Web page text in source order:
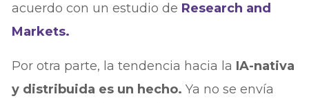
acuerdo con un estudio de Research and
Markets.
Por otra parte, la tendencia hacia la IA-nativa
y distribuida es un hecho. Ya no se envía